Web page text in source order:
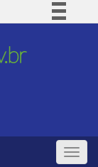
BR
Toggle